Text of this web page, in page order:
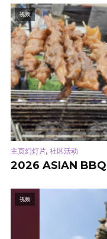
视频
主页幻灯片, 社区活动
2026 ASIAN BBQ
视频